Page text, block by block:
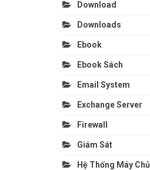
Download
Downloads
Ebook
Ebook Sách
Email System
Exchange Server
Firewall
Giám Sát
Hệ Thống Máy Chủ